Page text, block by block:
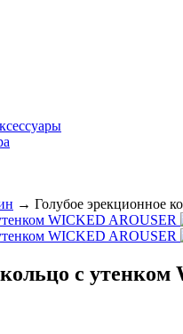
→ Голубое эрекционное
с